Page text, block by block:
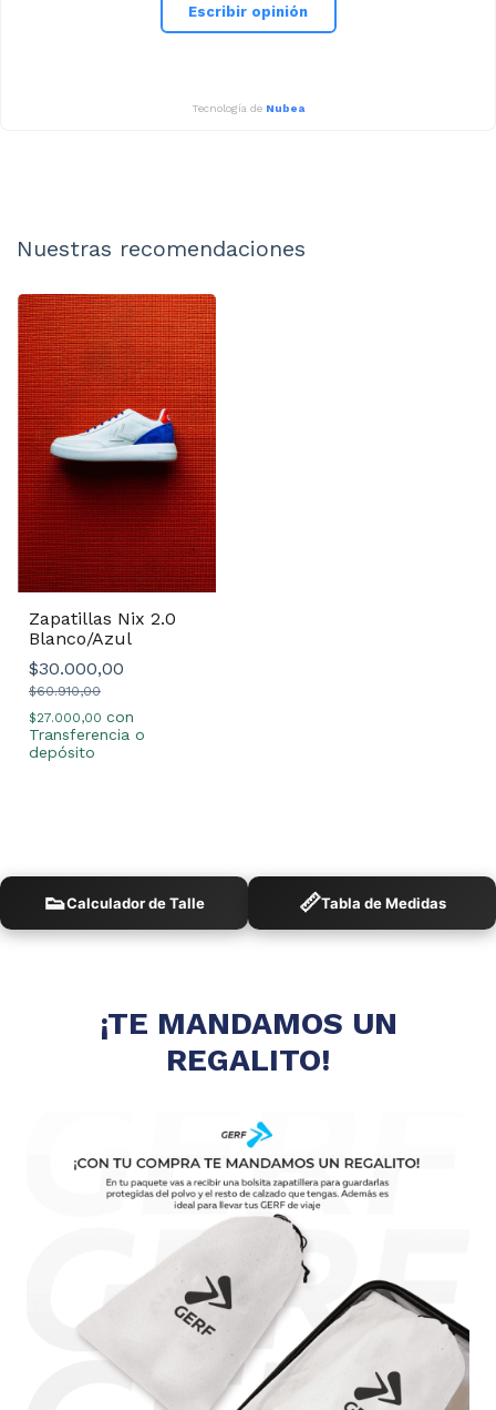
Escribir opinión
Tecnología de Nubea
Nuestras recomendaciones
Zapatillas Nix 2.0
Blanco/Azul
$30.000,00
$60.910,00
$27.000,00 con
Transferencia o
depósito
👟Calculador de Talle 📏Tabla de Medidas
¡TE MANDAMOS UN
REGALITO!